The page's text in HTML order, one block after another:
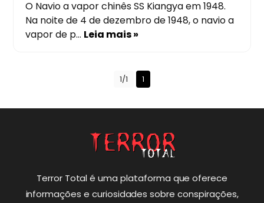
O Navio a vapor chinês SS Kiangya em 1948.
Na noite de 4 de dezembro de 1948, o navio a
vapor de p… Leia mais »
1/1 1
Terror Total é uma plataforma que oferece
informações e curiosidades sobre conspirações,